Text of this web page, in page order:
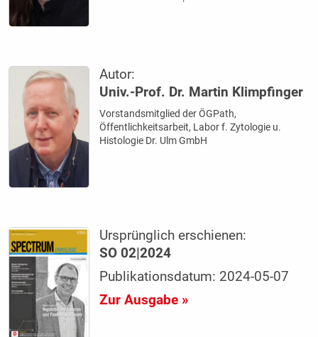
Autor:
Univ.-Prof. Dr. Martin Klimpfinger
Vorstandsmitglied der ÖGPath,
Öffentlichkeitsarbeit, Labor f. Zytologie u.
Histologie Dr. Ulm GmbH
Ursprünglich erschienen:
SO 02|2024
Publikationsdatum: 2024-05-07
Zur Ausgabe »